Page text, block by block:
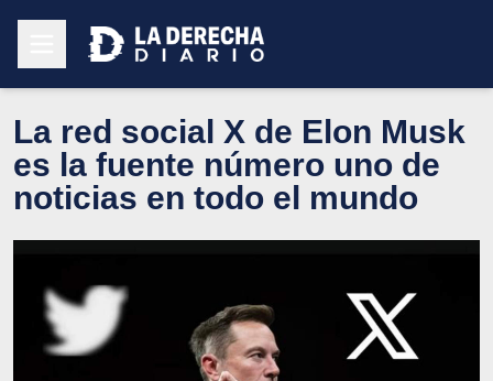
La red social X de Elon Musk
es la fuente número uno de
noticias en todo el mundo